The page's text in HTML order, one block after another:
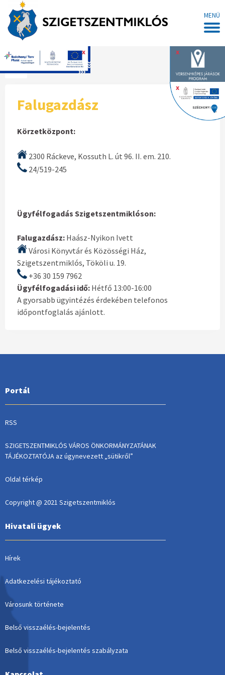
MENÜ
x
x
x
Főoldal
Falugazdász
Körzetközpont:
2300 Ráckeve, Kossuth L. út 96. II. em. 210.
24/519-245
Ügyfélfogadás Szigetszentmiklóson:
Falugazdász: Haász-Nyikon Ivett
Városi Könyvtár és Közösségi Ház,
Szigetszentmiklós, Tököli u. 19.
+36 30 159 7962
Ügyfélfogadási idő: Hétfő 13:00-16:00
A gyorsabb ügyintézés érdekében telefonos
időpontfoglalás ajánlott.
Portál
RSS
SZIGETSZENTMIKLÓS VÁROS ÖNKORMÁNYZATÁNAK
TÁJÉKOZTATÓJA az úgynevezett „sütikről”
Oldal térkép
Copyright @ 2021 Szigetszentmiklós
Hivatali ügyek
Hírek
Adatkezelési tájékoztató
Városunk története
Belső visszaélés-bejelentés
Belső visszaélés-bejelentés szabályzata